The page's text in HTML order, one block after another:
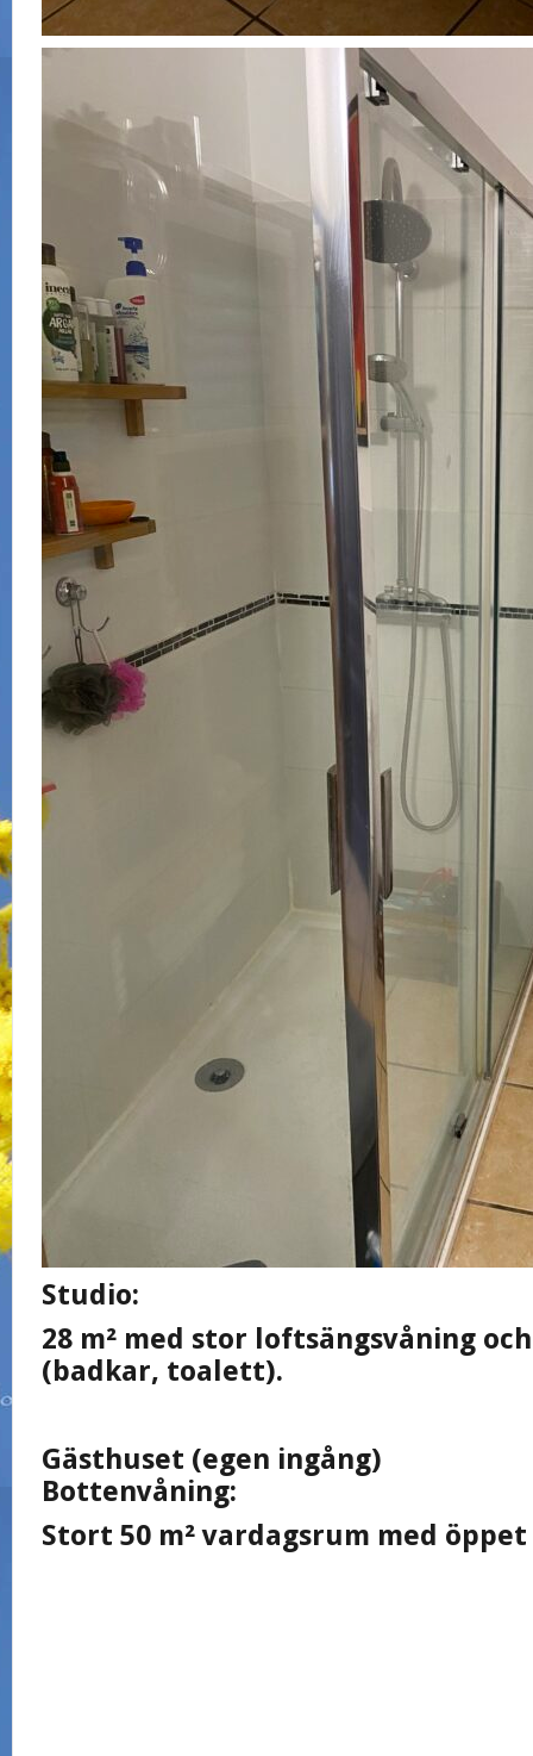
Studio:
28 m² med stor loftsängsvåning
(badkar, toalett).
Gästhuset (egen ingång)
Bottenvåning:
Stort 50 m² vardagsrum med